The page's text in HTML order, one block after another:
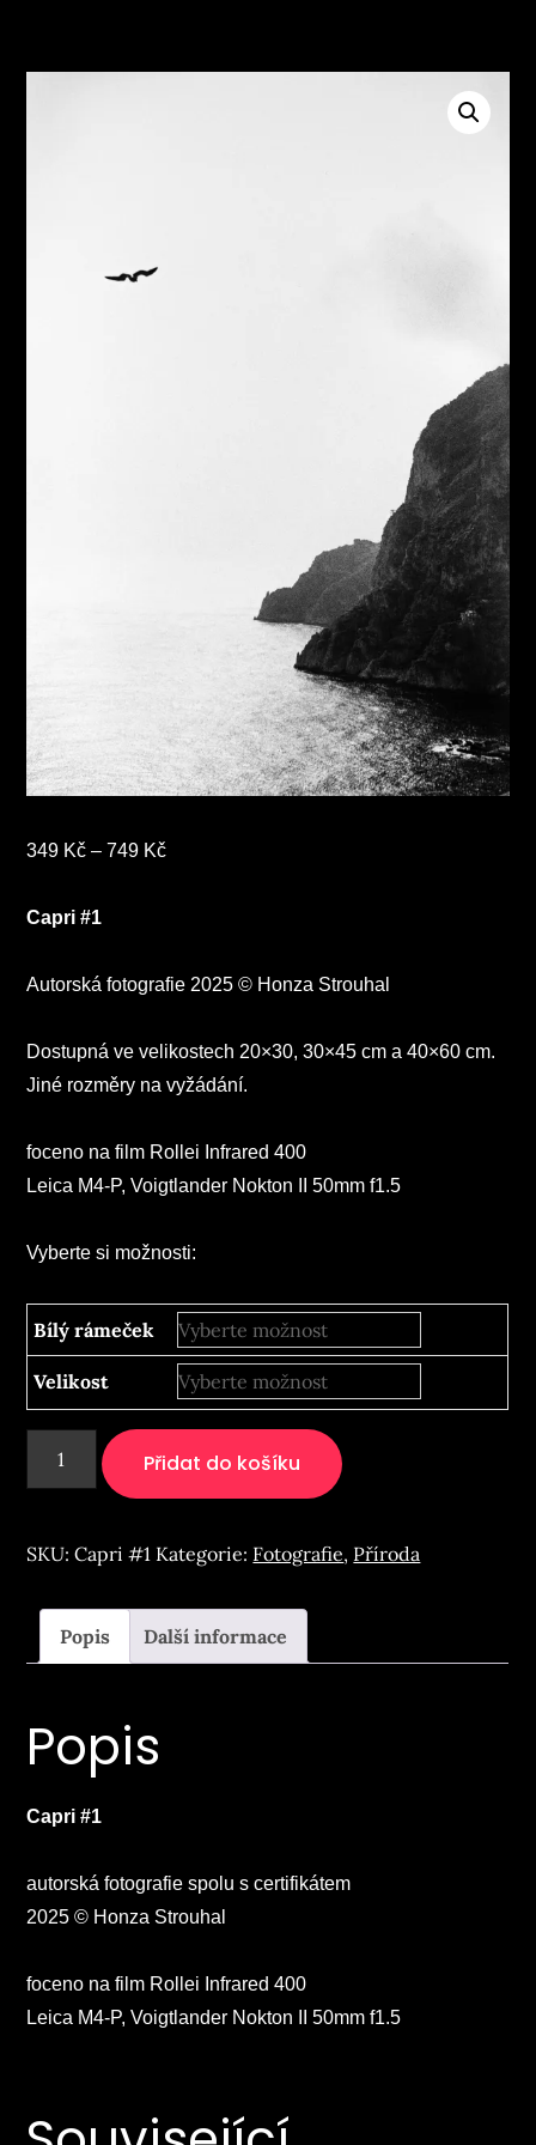
349 Kč – 749 KčRozpětí
749 Kč
Capri #1
Autorská fotografie 2025 © Honza Strouhal
Dostupná ve velikostech 20×30, 30×45 cm a 40×60 cm.
Jiné rozměry na vyžádání.
foceno na film Rollei Infrared 400
Leica M4-P, Voigtlander Nokton II 50mm f1.5
Vyberte si možnosti:
Bílý rámeček
Velikost
Přidat do košíku
SKU:Capri #1 Kategorie: Fotografie, Příroda
Popis Další informace
Popis
Capri #1
autorská fotografie spolu s certifikátem
2025 © Honza Strouhal
foceno na film Rollei Infrared 400
Leica M4-P, Voigtlander Nokton II 50mm f1.5